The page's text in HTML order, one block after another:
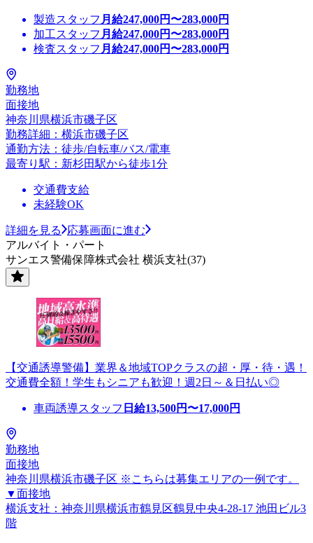
製造スタッフ 月給247,000円〜283,000円
加工スタッフ 月給247,000円〜283,000円
検査スタッフ 月給247,000円〜283,000円
勤務地
面接地
神奈川県横浜市磯子区
勤務詳細：横浜市磯子区
通勤方法：徒歩/自転車/バス/電車
最寄り駅：新杉田駅から徒歩1分
交通費支給
未経験OK
詳細を見る
応募画面に進む
アルバイト・パート
サンエス警備保障株式会社 横浜支社(37)
【交通誘導警備】業界＆地域TOPクラスの超・厚・待・遇！
交通費全額！学生もシニアも歓迎！週2日～＆日払い◎
車両誘導スタッフ 日給13,500円〜17,000円
勤務地
面接地
神奈川県横浜市磯子区 ※こちらは募集エリアの一例です。
▼面接地
横浜支社：神奈川県横浜市鶴見区鶴見中央4-28-17 池田ビル3
階